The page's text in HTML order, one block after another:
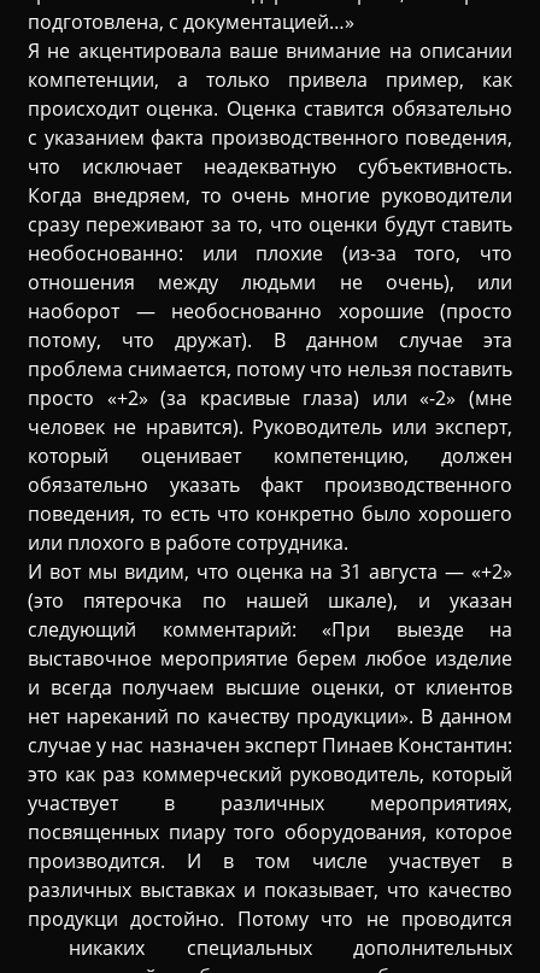
подготовлена, с документацией…»
Я не акцентировала ваше внимание на описании
компетенции, а только привела пример, как
происходит оценка. Оценка ставится обязательно
с указанием факта производственного поведения,
что исключает неадекватную субъективность.
Когда внедряем, то очень многие руководители
сразу переживают за то, что оценки будут ставить
необоснованно: или плохие (из-за того, что
отношения между людьми не очень), или
наоборот — необоснованно хорошие (просто
потому, что дружат). В данном случае эта
проблема снимается, потому что нельзя поставить
просто «+2» (за красивые глаза) или «-2» (мне
человек не нравится). Руководитель или эксперт,
который оценивает компетенцию, должен
обязательно указать факт производственного
поведения, то есть что конкретно было хорошего
или плохого в работе сотрудника.
И вот мы видим, что оценка на 31 августа — «+2»
(это пятерочка по нашей шкале), и указан
следующий комментарий: «При выезде на
выставочное мероприятие берем любое изделие
и всегда получаем высшие оценки, от клиентов
нет нареканий по качеству продукции». В данном
случае у нас назначен эксперт Пинаев Константин:
это как раз коммерческий руководитель, который
участвует в различных мероприятиях,
посвященных пиару того оборудования, которое
производится. И в том числе участвует в
различных выставках и показывает, что качество
продукци достойно. Потому что не проводится
никаких специальных дополнительных